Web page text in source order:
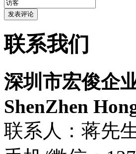
联系我们
深圳市宏俊企
ShenZhen
联系人：蒋先